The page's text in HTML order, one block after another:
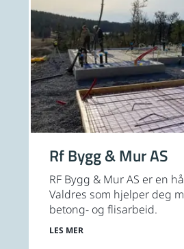
Rf Bygg & Mur AS
RF Bygg & Mur AS er en
Valdres som hjelper deg
betong- og flisarbeid.
LES MER